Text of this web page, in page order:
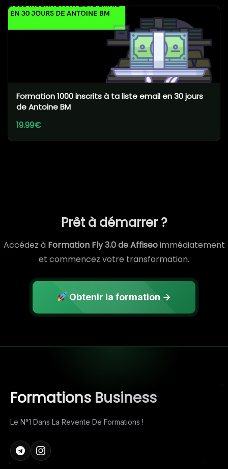
Formation 1000 inscrits à ta liste email en 30 jours
de Antoine BM
19.99€
Prêt à démarrer ?
Accédez à Formation Fly 3.0 de Affiseoimmédiatement
et commencez votre transformation.
Obtenir la formation →
Formations Business
Le N°1 Dans La Revente De Formations !